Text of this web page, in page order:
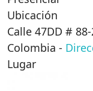
Ubicación
Calle 47DD #
Colombia -
Lugar